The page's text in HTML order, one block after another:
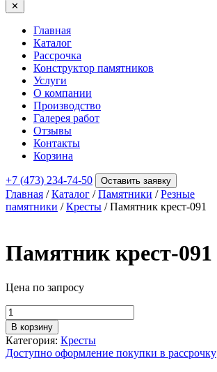
✕
Главная
Каталог
Рассрочка
Конструктор памятников
Услуги
О компании
Производство
Галерея работ
Отзывы
Контакты
Корзина
+7 (473) 234-74-50 Оставить заявку
Главная /Каталог /Памятники /Резные
памятники /Кресты / Памятник крест-091
Памятник крест-091
Цена по запросу
Количество
товара
Памятник
крест-091
В корзину
Категория: Кресты
Доступно оформление покупки в рассрочку